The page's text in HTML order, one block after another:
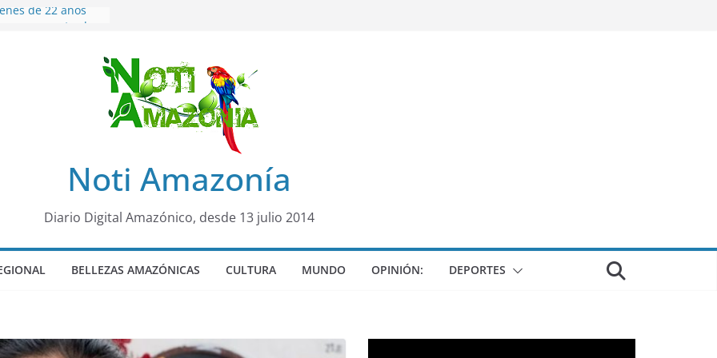
de 22 años
nueva reina por
de dormir mal en
Noti Amazonía
Diario Digital Amazónico, desde 13 julio 2014
BELLEZAS AMAZÓNICAS CULTURA MUNDO OPINIÓN: DEPORTES